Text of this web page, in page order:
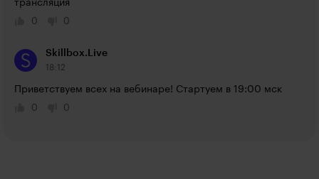
трансляция
0
0
Skillbox.Live
18:12
Приветствуем всех на вебинаре! Стартуем в 19:00 мск
0
0